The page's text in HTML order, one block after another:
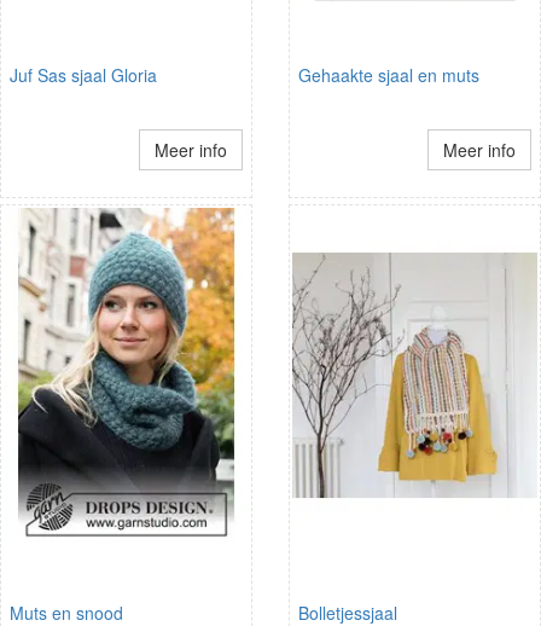
Juf Sas sjaal Gloria
Meer info
Gehaakte sjaal en muts
Meer info
Muts en snood Bolletjessjaal